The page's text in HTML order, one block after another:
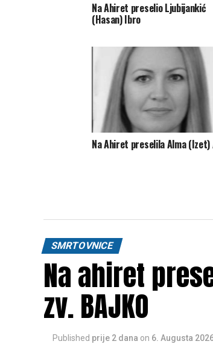
Na Ahiret preselio Ljubijankić
(Hasan) Ibro
Na Ahiret preselila Alma (Izet)
SMRTOVNICE
Na ahiret
zv. BAJKO
Published prije 2 dana on 6. Augusta